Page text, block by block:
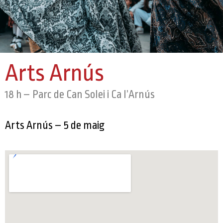
Arts Arnús
18 h – Parc de Can Solei i Ca l’Arnús
Arts Arnús – 5 de maig